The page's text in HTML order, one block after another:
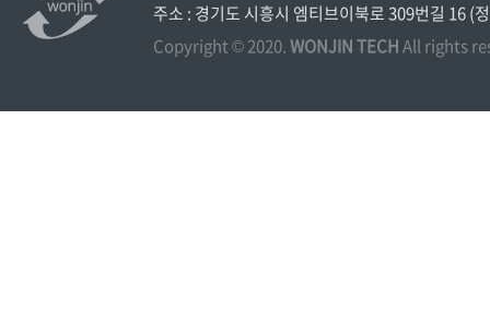
주소 : 경기도 시흥시 엠티브이북로 309번길 16
Copyright © 2020.WONJIN TECHAll rights